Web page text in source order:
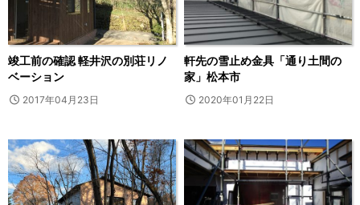
竣工前の確認 軽井沢の別荘リノ
ベーション
2017年04月23日
軒先の雪止め金具「通り土間の
家」松本市
2020年01月22日